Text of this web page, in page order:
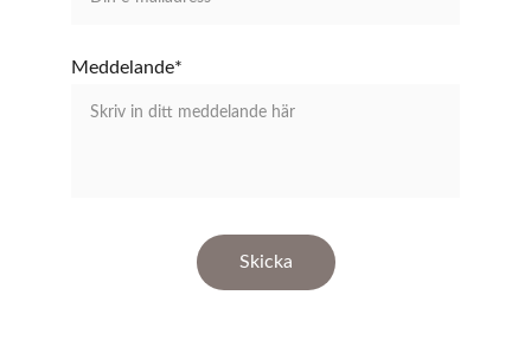
Meddelande*
Skicka